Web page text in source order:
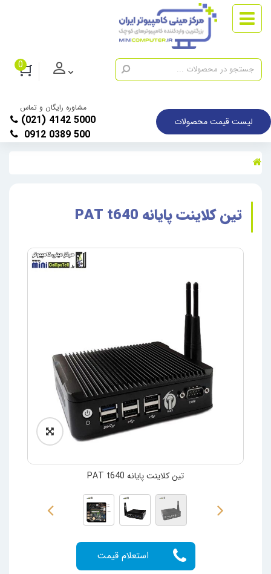
0
لیست قیمت محصولات
مشاوره رایگان و تماس
(021) 4142 5000
0912 0389 500
تین کلاینت پایانه PAT t640
تین کلاینت پایانه PAT t640